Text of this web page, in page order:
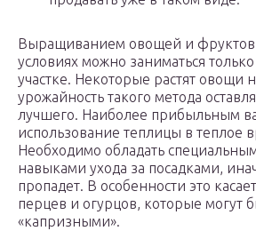
Выращиванием овощей и
условиях можно заниматься
участке. Некоторые растят овощи
урожайность такого метода
лучшего. Наиболее прибыльным
использование теплицы в теплое
Необходимо обладать
навыками ухода за посадками,
пропадет. В особенности это
перцев и огурцов, которые могут
«капризными».